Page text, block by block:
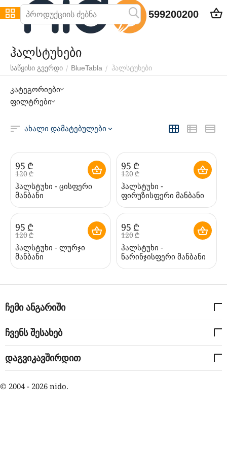
599200200
ჰალსტუხები
საწყისი გვერდი / BlueTabla / ჰალსტუხები
კატეგორიები
ფილტრები
ახალი დამატებულები
‍95‍ ₾
‍120‍₾
ჰალსტუხი - ცისფერი
მანბანი
‍95‍ ₾
‍120‍₾
ჰალსტუხი -
ფირუზისფერი მანბანი
‍95‍ ₾
‍120‍₾
ჰალსტუხი - ლურჯი
მანბანი
‍95‍ ₾
‍120‍₾
ჰალსტუხი -
ნარინჯისფერი მანბანი
ჩემი ანგარიში
ჩვენს შესახებ
დაგვიკავშირდით
© 2004 - 2026 nido.